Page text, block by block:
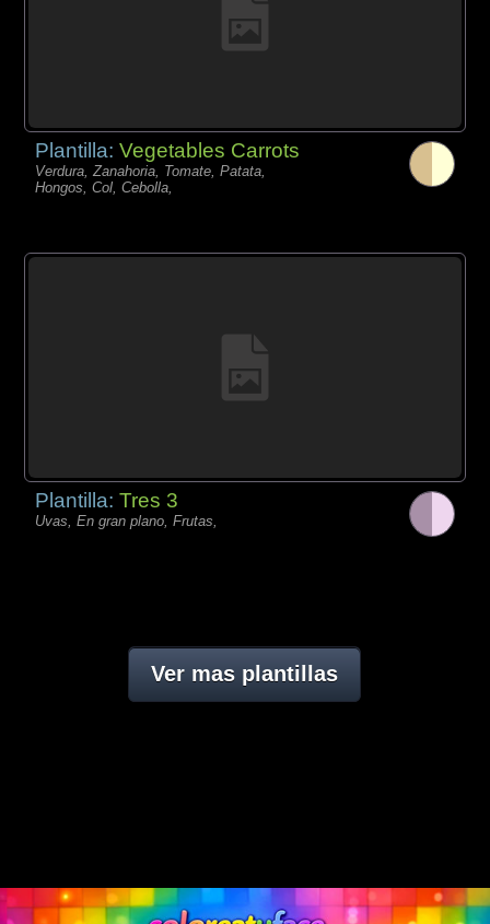
Plantilla:Vegetables Carrots
Verdura, Zanahoria, Tomate, Patata,
Hongos, Col, Cebolla,
Plantilla:Tres 3
Uvas, En gran plano, Frutas,
Ver mas plantillas